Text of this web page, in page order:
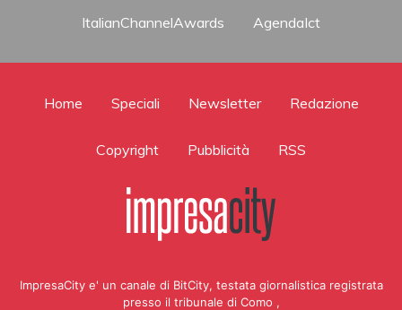
ItalianChannelAwards
AgendaIct
Home Speciali Newsletter Redazione
Copyright Pubblicità RSS
ImpresaCity e' un canale di BitCity, testata giornalistica registrata
presso il tribunale di Como ,